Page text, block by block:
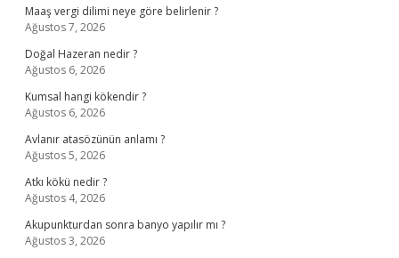
Maaş vergi dilimi neye göre belirlenir ?
Ağustos 7, 2026
Doğal Hazeran nedir ?
Ağustos 6, 2026
Kumsal hangi kökendir ?
Ağustos 6, 2026
Avlanır atasözünün anlamı ?
Ağustos 5, 2026
Atkı kökü nedir ?
Ağustos 4, 2026
Akupunkturdan sonra banyo yapılır mı ?
Ağustos 3, 2026